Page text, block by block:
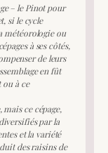
– le Pinot pour
si le cycle
météorologie ou
à ses côtés,
de leurs
en fût
à ce
mais ce cépage,
par la
et la variété
des raisins de